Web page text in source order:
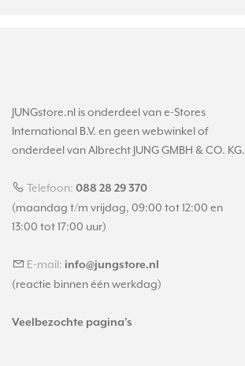
JUNGstore.nl is onderdeel van e-Stores
International B.V. en geen webwinkel of
onderdeel van Albrecht JUNG GMBH & CO. KG.
Telefoon: 088 28 29 370
(maandag t/m vrijdag, 09:00 tot 12:00 en
13:00 tot 17:00 uur)
E-mail: info@jungstore.nl
(reactie binnen één werkdag)
Veelbezochte pagina's